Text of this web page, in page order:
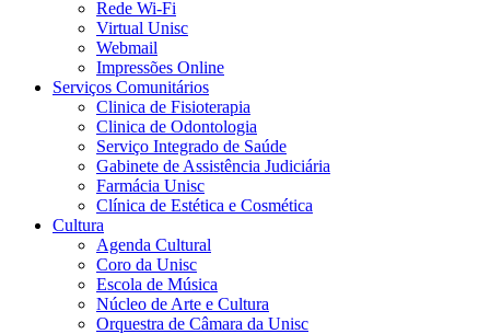
Rede Wi-Fi
Virtual Unisc
Webmail
Impressões Online
Serviços Comunitários
Clinica de Fisioterapia
Clinica de Odontologia
Serviço Integrado de Saúde
Gabinete de Assistência Judiciária
Farmácia Unisc
Clínica de Estética e Cosmética
Cultura
Agenda Cultural
Coro da Unisc
Escola de Música
Núcleo de Arte e Cultura
Orquestra de Câmara da Unisc